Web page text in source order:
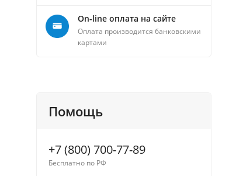
On-line оплата на сайте
Оплата производится банковскими
картами
Помощь
+7 (800) 700-77-89
Бесплатно по РФ